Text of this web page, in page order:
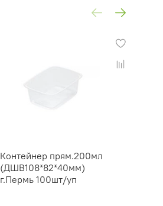
Контейнер прям.200мл
(ДШВ108*82*40мм)
г.Пермь 100шт/уп